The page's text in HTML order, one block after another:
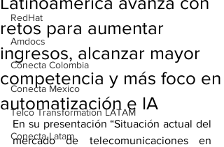
RedHat
Amdocs
Conecta Colombia
Conecta Mexico
Telco Transformation LATAM
Conecta Latam
retos para aumentar
ingresos, alcanzar mayor
competencia y más foco en
automatización e IA
En su presentación “Situación actual del
mercado de telecomunicaciones en